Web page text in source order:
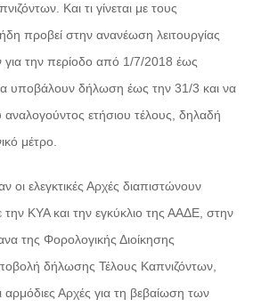
Και τι γίνεται με τους
προβεί στην ανανέωση λειτουργίας
την περίοδο από 1/7/2018 έως
υποβάλουν δήλωση έως την 31/3 και να
ετήσιου τέλους, δηλαδή
μέτρο.
οι ελεγκτικές Αρχές διαπιστώνουν
ΚΥΑ και την εγκύκλιο της ΑΑΔΕ, στην
της Φορολογικής Διοίκησης
δήλωσης Τέλους Καπνιζόντων,
αρμόδιες Αρχές για τη βεβαίωση των